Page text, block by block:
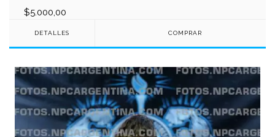
$5.000,00
DETALLES